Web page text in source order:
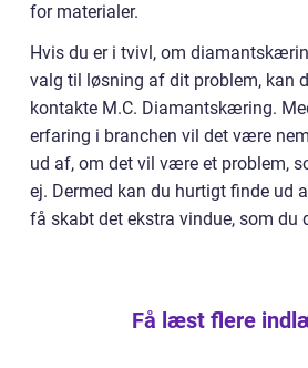
for materialer.
Hvis du er i tvivl, om
valg til løsning af dit problem, kan
kontakte M.C. Diamantskæring.
erfaring i branchen vil det være
ud af, om det vil være et problem,
ej. Dermed kan du hurtigt finde ud
få skabt det ekstra vindue, som du
Få læst flere